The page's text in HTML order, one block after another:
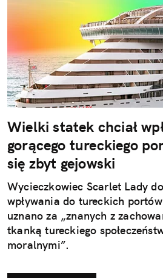
Wielki statek chciał
gorącego tureckiego
się zbyt gejowski
Wycieczkowiec Scarlet Lady
wpływania do tureckich
uznano za „znanych z
tkanką tureckiego
moralnymi”.